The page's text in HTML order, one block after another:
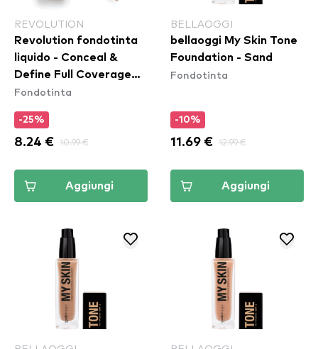
REVOLUTION
Revolution fondotinta
liquido - Conceal &
Define Full Coverage
Foundation - F1
Fondotinta
-25%
8.24 € 10.99 €
Aggiungi
BELLAOGGI
bellaoggi My Skin Tone
Foundation - Sand
Fondotinta
-10%
11.69 € 12.99 €
Aggiungi